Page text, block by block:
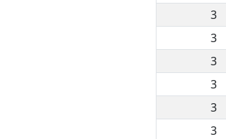
3
3
3
3
3
3